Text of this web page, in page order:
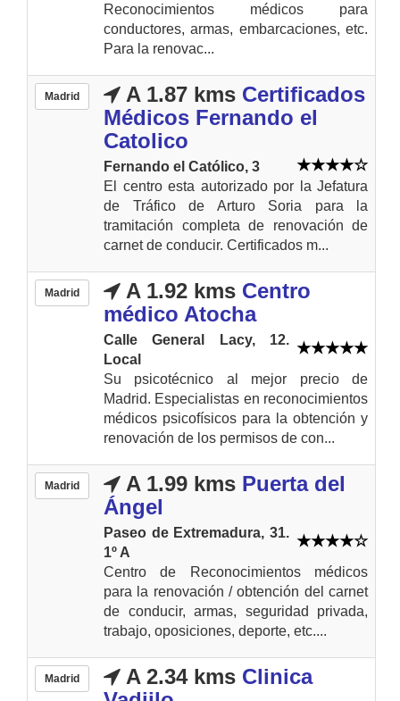
Reconocimientos médicos para
conductores, armas, embarcaciones, etc.
Para la renovac...
Madrid A 1.87 kms Certificados
Médicos Fernando el
Catolico
Fernando el Católico, 3
El centro esta autorizado por la Jefatura
de Tráfico de Arturo Soria para la
tramitación completa de renovación de
carnet de conducir. Certificados m...
Madrid A 1.92 kms Centro
médico Atocha
Calle General Lacy, 12.
Local
Su psicotécnico al mejor precio de
Madrid. Especialistas en reconocimientos
médicos psicofísicos para la obtención y
renovación de los permisos de con...
Madrid A 1.99 kms Puerta del
Ángel
Paseo de Extremadura, 31.
1º A
Centro de Reconocimientos médicos
para la renovación / obtención del carnet
de conducir, armas, seguridad privada,
trabajo, oposiciones, deporte, etc....
Madrid A 2.34 kms Clinica